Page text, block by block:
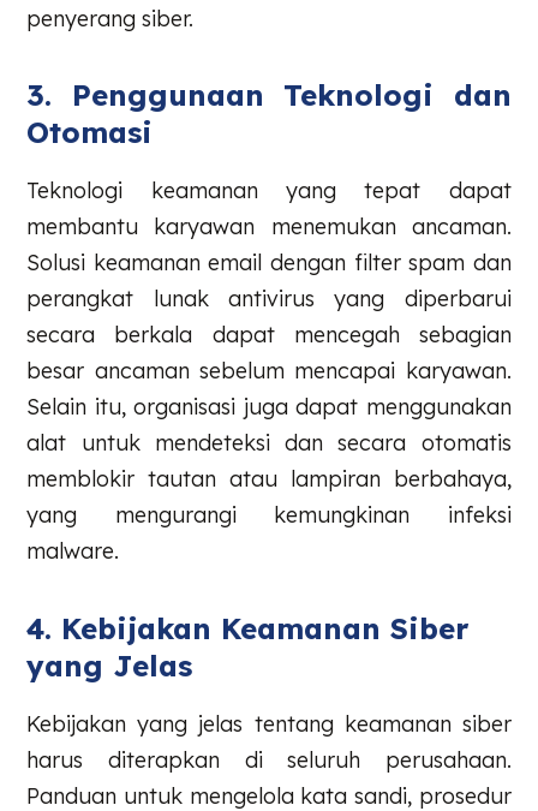
penyerang siber.
3. Penggunaan Teknologi dan
Otomasi
Teknologi keamanan yang tepat dapat
membantu karyawan menemukan ancaman.
Solusi keamanan email dengan filter spam dan
perangkat lunak antivirus yang diperbarui
secara berkala dapat mencegah sebagian
besar ancaman sebelum mencapai karyawan.
Selain itu, organisasi juga dapat menggunakan
alat untuk mendeteksi dan secara otomatis
memblokir tautan atau lampiran berbahaya,
yang mengurangi kemungkinan infeksi
malware.
4. Kebijakan Keamanan Siber
yang Jelas
Kebijakan yang jelas tentang keamanan siber
harus diterapkan di seluruh perusahaan.
Panduan untuk mengelola kata sandi, prosedur